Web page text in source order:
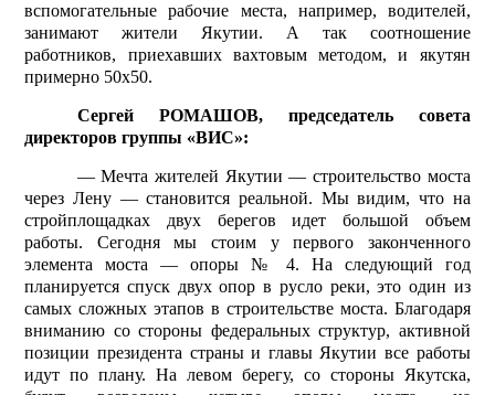
вспомогательные рабочие места, например, водителей,
занимают жители Якутии. А так соотношение
работников, приехавших вахтовым методом, и якутян
примерно 50х50.
Сергей РОМАШОВ, председатель совета
директоров группы «ВИС»:
— Мечта жителей Якутии — строительство моста
через Лену — становится реальной. Мы видим, что на
стройплощадках двух берегов идет большой объем
работы. Сегодня мы стоим у первого законченного
элемента моста — опоры № 4. На следующий год
планируется спуск двух опор в русло реки, это один из
самых сложных этапов в строительстве моста. Благодаря
вниманию со стороны федеральных структур, активной
позиции президента страны и главы Якутии все работы
идут по плану. На левом берегу, со стороны Якутска,